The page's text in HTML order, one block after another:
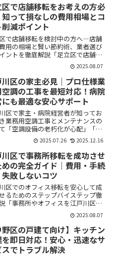
で店舗移転をお考えの方必
知って損なしの費用相場とコ
減ポイント
で店舗移転を検討中の方へ―店舗
用の相場と賢い節約術、業者選び
ントを徹底解説「足立区で店舗の
を考えているけれど、費用の目安が
らない」「どこに頼めば安心して任
るの？」「できるだけコストを抑
ムーズに移転したい...
2025.08.07
区の家主必見｜プロ仕様業
調の工事を最短対応！病院
も最適な安心サポート
区で家主・病院経営者が知ってお
業務用空調工事とメンテナンスの
「空調設備の老朽化が心配」「業
エアコンのトラブルでテナントや患
んに迷惑をかけたくない」「プロに
安心したいけれど、何が正解かわ
い」。江戸川区で賃...
2025.07.26 2025.12.16
区で事務所移転を成功させ
めの完全ガイド｜費用・手続
失敗しないコツ
区でのオフィス移転を安心して成
るためのステップバイステップ徹
「事務所やオフィスを江戸川区で
したいけれど、何から始めれば良い
からない」「費用はどれくらいかか
？」「手続きや近隣への挨拶も不
——もしあなたがそん...
2025.08.07
野区の戸建て向け】キッチン
即日対応！安心・迅速なサ
スでトラブル解決